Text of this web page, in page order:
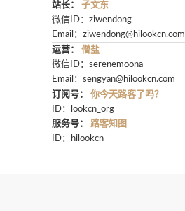
站长： 子文东
微信ID：ziwendong
Email： ziwendong@hilookcn.com
运营： 僧盐
微信ID：serenemoona
Email： sengyan@hilookcn.com
订阅号： 你今天路客了吗？
ID：lookcn_org
服务号： 路客知图
ID：hilookcn